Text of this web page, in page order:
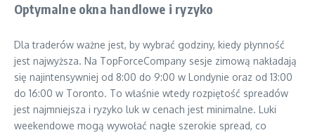
Optymalne okna handlowe i ryzyko
Dla traderów ważne jest, by wybrać godziny, kiedy płynność
jest najwyższa. Na TopForceCompany sesje zimową nakładają
się najintensywniej od 8:00 do 9:00 w Londynie oraz od 13:00
do 16:00 w Toronto. To właśnie wtedy rozpiętość spreadów
jest najmniejsza i ryzyko luk w cenach jest minimalne. Luki
weekendowe mogą wywołać nagłe szerokie spread, co